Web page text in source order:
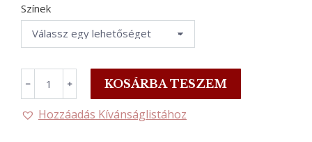
Színek
Pillangó
ujjú
﹣ ﹢ KOSÁRBA TESZEM
Hozzáadás Kívánságlistához